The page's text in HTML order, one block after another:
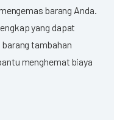
barang Anda.
yang dapat
tambahan
menghemat biaya